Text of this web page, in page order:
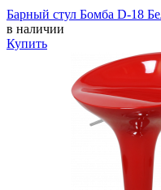
Барный стул Бомба D-18
в наличии
Купить